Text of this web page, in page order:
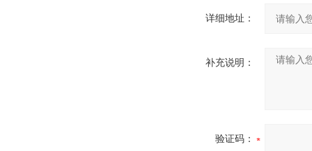
详细地址：
补充说明：
验证码：